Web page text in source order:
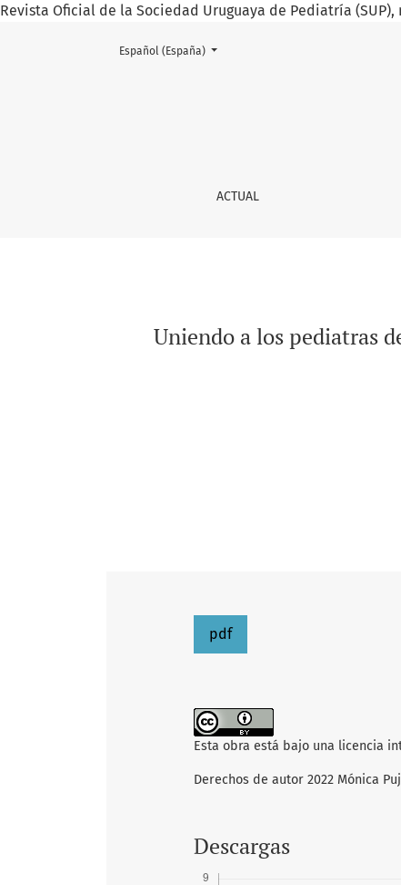
Revista Oficial de la Sociedad Uruguaya de Pediatría
Uniendo a los pediatras de todo el país
ACTUAL
Cambiar el idioma. El actual es:
Español (España)
Uniendo a los pediatras
pdf
Esta obra está bajo una licencia
Derechos de autor 2022 Mónica
Descargas